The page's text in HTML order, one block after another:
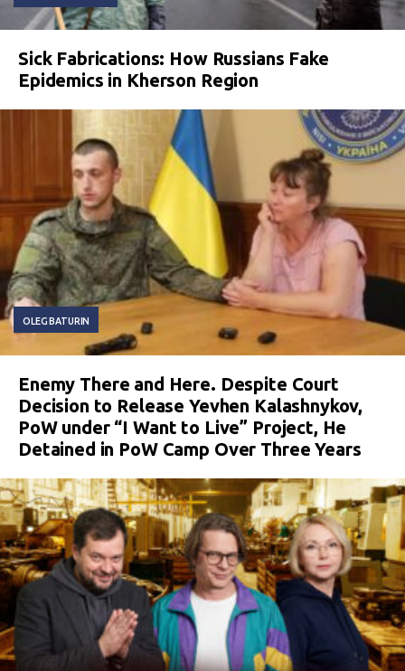
Sick Fabrications: How Russians Fake
Epidemics in Kherson Region
OLEG BATURIN
Enemy There and Here. Despite Court
Decision to Release Yevhen Kalashnykov,
PoW under “I Want to Live” Project, He
Detained in PoW Camp Over Three Years